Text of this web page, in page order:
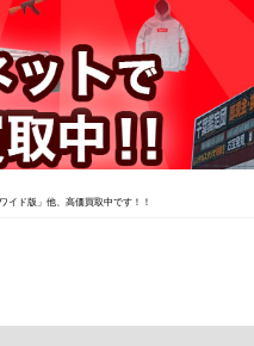
ド版」他、高価買取中です！！